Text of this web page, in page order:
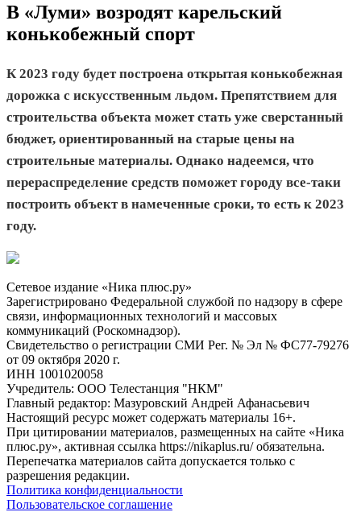
В «Луми» возродят карельский
конькобежный спорт
К 2023 году будет построена открытая конькобежная
дорожка с искусственным льдом. Препятствием для
строительства объекта может стать уже сверстанный
бюджет, ориентированный на старые цены на
строительные материалы. Однако надеемся, что
перераспределение средств поможет городу все-таки
построить объект в намеченные сроки, то есть к 2023
году.
Сетевое издание «Ника плюс.ру»
Зарегистрировано Федеральной службой по надзору в сфере
связи, информационных технологий и массовых
коммуникаций (Роскомнадзор).
Свидетельство о регистрации СМИ Рег. № Эл № ФС77-79276
от 09 октября 2020 г.
ИНН 1001020058
Учредитель: ООО Телестанция "НКМ"
Главный редактор: Мазуровский Андрей Афанасьевич
Настоящий ресурс может содержать материалы 16+.
При цитировании материалов, размещенных на сайте «Ника
плюс.ру», активная ссылка https://nikaplus.ru/ обязательна.
Перепечатка материалов сайта допускается только с
разрешения редакции.
Политика конфиденциальности
Пользовательское соглашение